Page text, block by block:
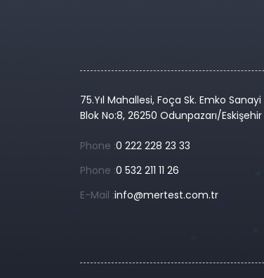
75.Yıl Mahallesi, Foça Sk. Emko
Blok No:8, 26250 Odunpazarı/Eskişehir
Phone :0 222 228 23 33
Phone :0 532 211 11 26
E-Mail :info@mertest.com.tr